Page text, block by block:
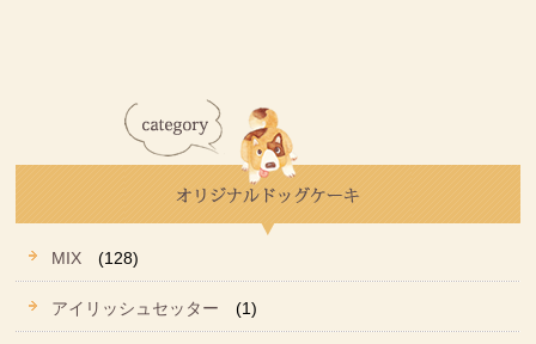
MIX (128)
アイリッシュセッター (1)